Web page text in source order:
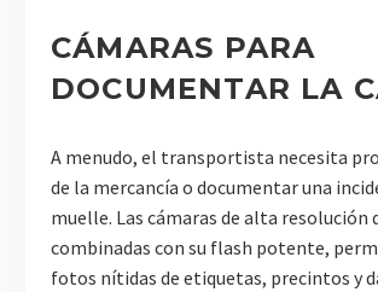
CÁMARAS PARA
DOCUMENTAR LA
A menudo, el transportista necesita
de la mercancía o documentar una
muelle. Las cámaras de alta resolución
combinadas con su flash potente,
fotos nítidas de etiquetas, precintos y